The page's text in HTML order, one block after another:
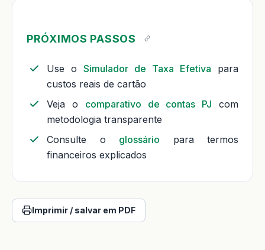
PRÓXIMOS PASSOS
Use o Simulador de Taxa Efetiva para
custos reais de cartão
Veja o comparativo de contas PJ com
metodologia transparente
Consulte o glossário para termos
financeiros explicados
Imprimir / salvar em PDF